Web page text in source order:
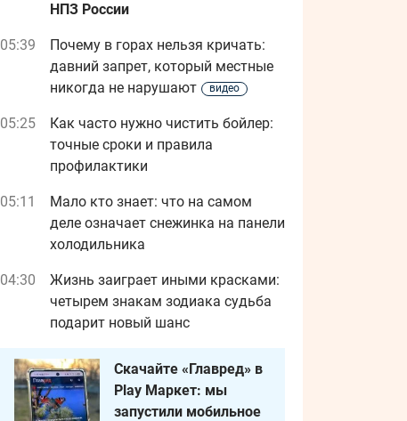
НПЗ России
05:39
Почему в горах нельзя кричать:
давний запрет, который местные
никогда не нарушают
видео
05:25
Как часто нужно чистить бойлер:
точные сроки и правила
профилактики
05:11
Мало кто знает: что на самом
деле означает снежинка на панели
холодильника
04:30
Жизнь заиграет иными красками:
четырем знакам зодиака судьба
подарит новый шанс
Скачайте «Главред» в
Play Маркет: мы
запустили мобильное